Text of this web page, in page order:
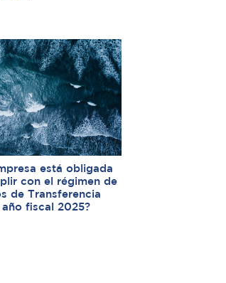
está obligada
con el régimen de
de Transferencia
fiscal 2025?